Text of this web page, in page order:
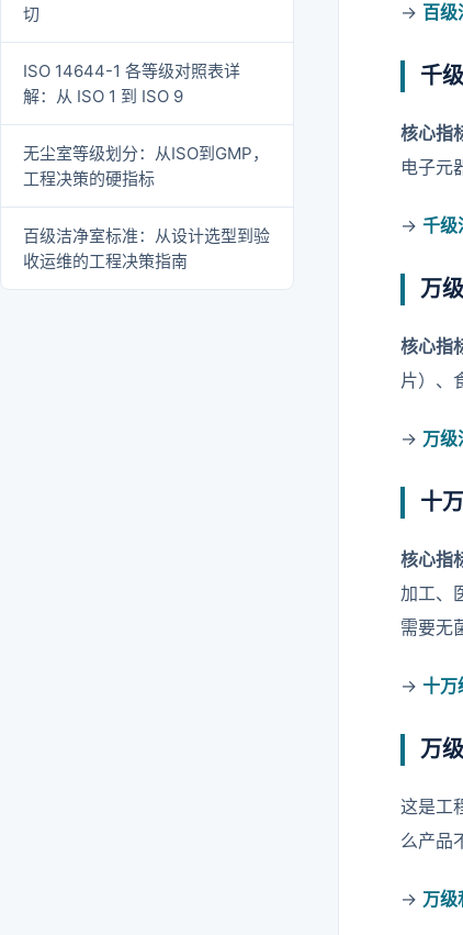
切
ISO 14644-1 各等级对照表详
解：从 ISO 1 到 ISO 9
无尘室等级划分：从ISO到GMP，
工程决策的硬指标
百级洁净室标准：从设计选型到验
收运维的工程决策指南
→ 百级
千
核心指
电子元
→ 千级
万
核心指
片）、
→ 万级
十
核心指
加工、
需要无
→ 十万
万
这是工
么产品
→ 万级